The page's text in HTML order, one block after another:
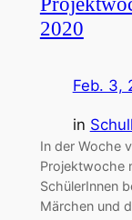
2020
Feb. 3,
in
In der Woche
Projektwoche
SchülerInnen
Märchen und